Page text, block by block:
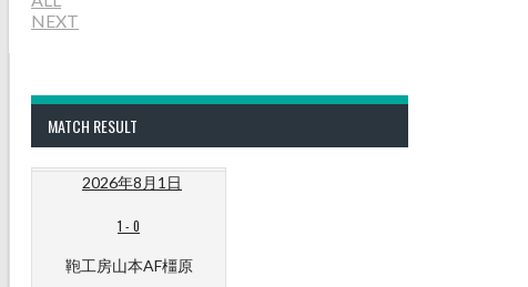
NEXT
MATCH RESULT
2026年8月1日
1 - 0
鞄工房山本AF橿原